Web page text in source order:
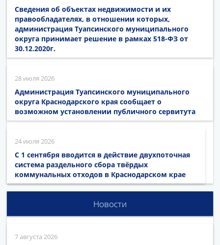
Сведения об объектах недвижимости и их
правообладателях, в отношении которых,
администрация Туапсинского муниципального
округа принимает решение в рамках 518-ФЗ от
30.12.2020г.
28 июля 2026
Администрация Туапсинского муниципального
округа Краснодарского края сообщает о
возможном установлении публичного сервитута
24 июля 2026
С 1 сентября вводится в действие двухпоточная
система раздельного сбора твёрдых
коммунальных отходов в Краснодарском крае
Новости
7 августа 2026